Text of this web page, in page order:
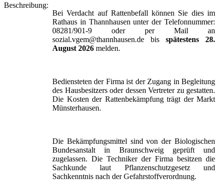
Beschreibung:
Bei Verdacht auf Rattenbefall können Sie dies im
Rathaus in Thannhausen unter der Telefonnummer:
08281/901-9 oder per Mail an
sozial.vgem@thannhausen.de bis spätestens 28.
August 2026 melden.
Bediensteten der Firma ist der Zugang in Begleitung
des Hausbesitzers oder dessen Vertreter zu gestatten.
Die Kosten der Rattenbekämpfung trägt der Markt
Münsterhausen.
Die Bekämpfungsmittel sind von der Biologischen
Bundesanstalt in Braunschweig geprüft und
zugelassen. Die Techniker der Firma besitzen die
Sachkunde laut Pflanzenschutzgesetz und
Sachkenntnis nach der Gefahrstoffverordnung.